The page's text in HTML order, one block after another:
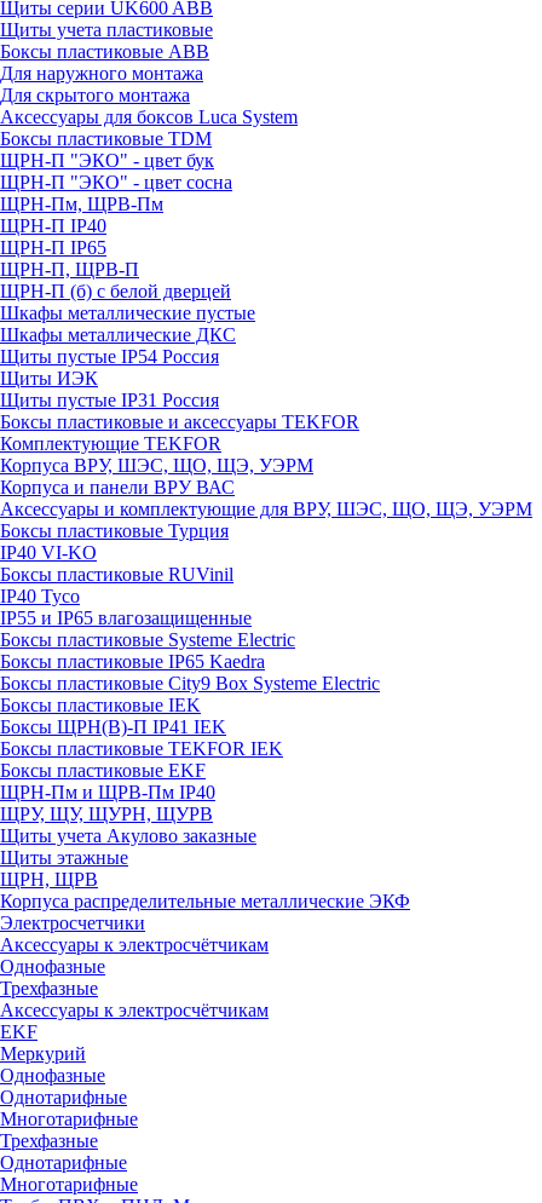
Щиты серии UK600 ABB
Щиты учета пластиковые
Боксы пластиковые ABB
Для наружного монтажа
Для скрытого монтажа
Аксессуары для боксов Luca System
Боксы пластиковые TDM
ЩРН-П "ЭКО" - цвет бук
ЩРН-П "ЭКО" - цвет сосна
ЩРН-Пм, ЩРВ-Пм
ЩРН-П IP40
ЩРН-П IP65
ЩРН-П, ЩРВ-П
ЩРН-П (б) с белой дверцей
Шкафы металлические пустые
Шкафы металлические ДКС
Щиты пустые IP54 Россия
Щиты ИЭК
Щиты пустые IP31 Россия
Боксы пластиковые и аксессуары TEKFOR
Комплектующие TEKFOR
Корпуса ВРУ, ШЭС, ЩО, ЩЭ, УЭРМ
Корпуса и панели ВРУ ВАС
Аксессуары и комплектующие для ВРУ, ШЭС, ЩО, ЩЭ, УЭРМ
Боксы пластиковые Турция
IP40 VI-KO
Боксы пластиковые RUVinil
IP40 Тусо
IP55 и IP65 влагозащищенные
Боксы пластиковые Systeme Electric
Боксы пластиковые IP65 Kaedra
Боксы пластиковые City9 Box Systeme Electric
Боксы пластиковые IEK
Боксы ЩРН(В)-П IP41 IEK
Боксы пластиковые TEKFOR IEK
Боксы пластиковые EKF
ЩРН-Пм и ЩРВ-Пм IP40
ЩРУ, ЩУ, ЩУРН, ЩУРВ
Щиты учета Акулово заказные
Щиты этажные
ЩРН, ЩРВ
Корпуса распределительные металлические ЭКФ
Электросчетчики
Аксессуары к электросчётчикам
Однофазные
Трехфазные
Аксессуары к электросчётчикам
EKF
Меркурий
Однофазные
Однотарифные
Многотарифные
Трехфазные
Однотарифные
Многотарифные